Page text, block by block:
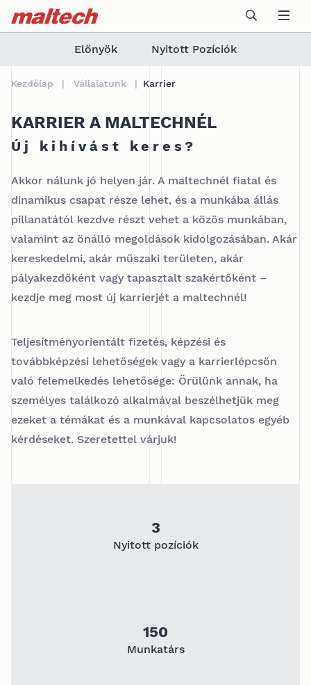
sr.skip-to.main-content
sr.skip-to.table-of-contents
sr.skip-to.main-navigation
Table Of Content
ELŐNYÖK
Nyitott pozíciók Ausztriában
JELENTKEZÉS A MALTECH CÉGHEZ
Újdonságok
Előnyök Nyitott Pozíciók
Kezdőlap Vállalatunk Karrier
KARRIER A MALTECHNÉL
Új kihívást keres?
Akkor nálunk jó helyen jár. A maltechnél fiatal és
dinamikus csapat része lehet, és a munkába állás
pillanatától kezdve részt vehet a közös munkában,
valamint az önálló megoldások kidolgozásában. Akár
kereskedelmi, akár műszaki területen, akár
pályakezdőként vagy tapasztalt szakértőként –
kezdje meg most új karrierjét a maltechnél!
Teljesítményorientált fizetés, képzési és
továbbképzési lehetőségek vagy a karrierlépcsőn
való felemelkedés lehetősége: Örülünk annak, ha
személyes találkozó alkalmával beszélhetjük meg
ezeket a témákat és a munkával kapcsolatos egyéb
kérdéseket. Szeretettel várjuk!
3
Nyitott pozíciók
150
Munkatárs